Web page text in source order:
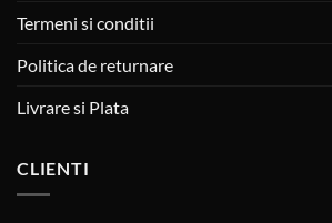
Termeni si conditii
Politica de returnare
Livrare si Plata
CLIENTI